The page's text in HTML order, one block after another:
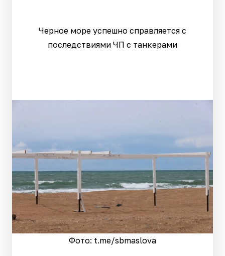
Черное море успешно справляется с
последствиями ЧП с танкерами
Фото: t.me/sbmaslova